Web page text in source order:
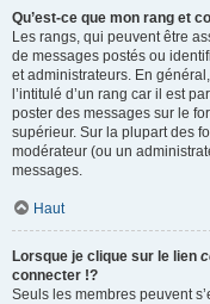
Qu’est-ce que mon rang et
Les rangs, qui peuvent être
de messages postés ou
et administrateurs. En
l’intitulé d’un rang car il est
poster des messages sur le
supérieur. Sur la plupart des
modérateur (ou un
messages.
Haut
Lorsque je clique sur le lien
connecter !?
Seuls les membres peuvent